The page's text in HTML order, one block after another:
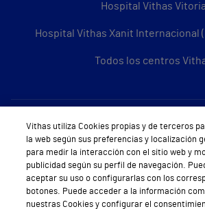
Hospital Vithas Vitoria
Hospital Vithas Xanit Internacional
Todos los centros
Sobre Vithas
Quiénes somos
Trabajar en Vithas
Teléfono Cita Médica
Vithas utiliza Cookies propias y de terceros
la web según sus preferencias y localización
para medir la interacción con el sitio web y
publicidad según su perfil de navegación.
aceptar su uso o configurarlas con los
botones. Puede acceder a la información
nuestras Cookies y configurar el